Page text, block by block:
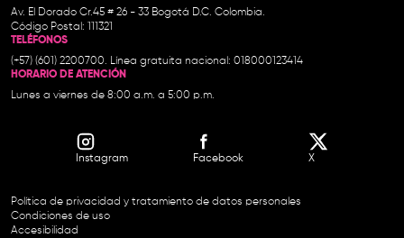
Av. El Dorado Cr.45 # 26 - 33 Bogotá D.C. Colombia.
Código Postal: 111321
TELÉFONOS
(+57) (601) 2200700. Línea gratuita nacional: 018000123414
HORARIO DE ATENCIÓN
Lunes a viernes de 8:00 a.m. a 5:00 p.m.
Instagram Facebook X
Política de privacidad y tratamiento de datos personales
Condiciones de uso
Accesibilidad